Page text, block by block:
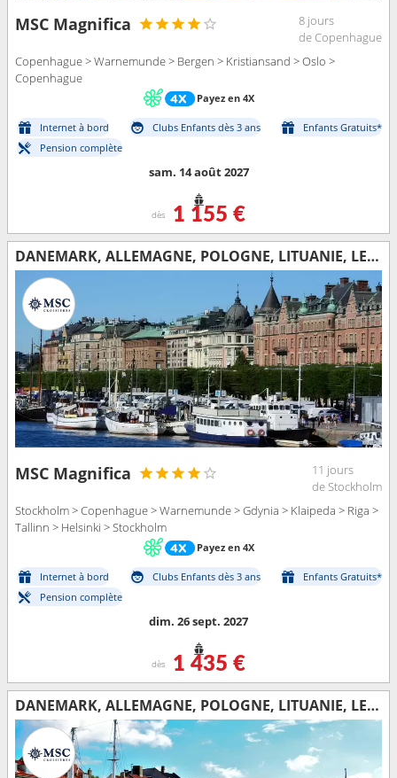
MSC Magnifica
8 jours
de Copenhague
Copenhague > Warnemunde > Bergen > Kristiansand > Oslo >
Copenhague
Payez en 4X
Internet à bord Clubs Enfants dès 3 ans
Enfants Gratuits*
Pension complète
sam. 14 août 2027
dès 1 155 €
DANEMARK, ALLEMAGNE, POLOGNE, LITUANIE, LETTONIE, ESTONIE, FINLANDE, SUÈDE
MSC Magnifica
11 jours
de Stockholm
Stockholm > Copenhague > Warnemunde > Gdynia > Klaipeda > Riga >
Tallinn > Helsinki > Stockholm
Payez en 4X
Internet à bord Clubs Enfants dès 3 ans
Enfants Gratuits*
Pension complète
dim. 26 sept. 2027
dès 1 435 €
DANEMARK, ALLEMAGNE, POLOGNE, LITUANIE, LETTONIE, ESTONIE, FINLANDE, SUÈDE